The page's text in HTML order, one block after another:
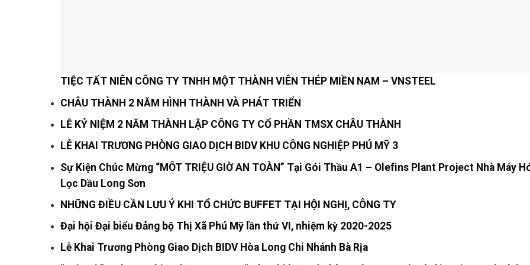
TIỆC TẤT NIÊN CÔNG TY TNHH MỘT THÀNH VIÊN THÉP MIỀN NAM – VNSTEEL
CHÂU THÀNH 2 NĂM HÌNH THÀNH VÀ PHÁT TRIỂN
LỄ KỶ NIỆM 2 NĂM THÀNH LẬP CÔNG TY CỔ PHẦN TMSX CHÂU THÀNH
LỄ KHAI TRƯƠNG PHÒNG GIAO DỊCH BIDV KHU CÔNG NGHIỆP PHÚ MỸ 3
Sự Kiện Chúc Mừng “MÔT TRIỆU GIỜ AN TOÀN” Tại Gói Thầu A1 – Olefins Plant Project Nhà Máy
Lọc Dầu Long Sơn
NHỮNG ĐIỀU CẦN LƯU Ý KHI TỔ CHỨC BUFFET TẠI HỘI NGHỊ, CÔNG TY
Đại hội Đại biểu Đảng bộ Thị Xã Phú Mỹ lần thứ VI, nhiệm kỳ 2020-2025
Lễ Khai Trương Phòng Giao Dịch BIDV Hòa Long Chi Nhánh Bà Rịa